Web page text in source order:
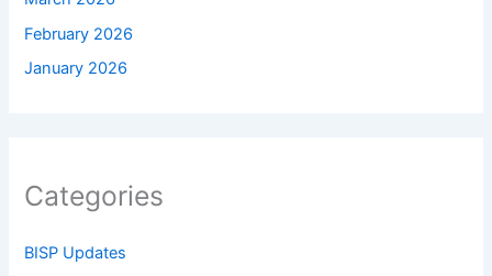
February 2026
January 2026
Categories
BISP Updates